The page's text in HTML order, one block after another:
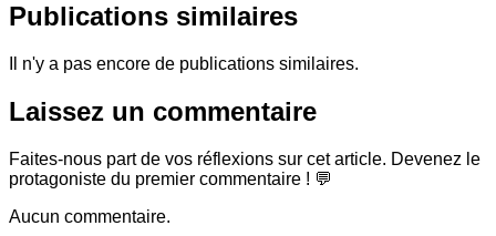
Publications similaires
Il n'y a pas encore de publications similaires.
Laissez un commentaire
Faites-nous part de vos réflexions sur cet article. Devenez le
protagoniste du premier commentaire ! 💬
Aucun commentaire.